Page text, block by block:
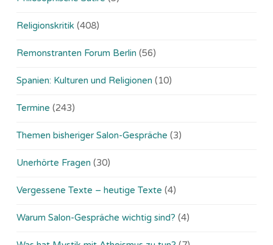
Religionskritik (408)
Remonstranten Forum Berlin (56)
Spanien: Kulturen und Religionen (10)
Termine (243)
Themen bisheriger Salon-Gespräche (3)
Unerhörte Fragen (30)
Vergessene Texte – heutige Texte (4)
Warum Salon-Gespräche wichtig sind? (4)